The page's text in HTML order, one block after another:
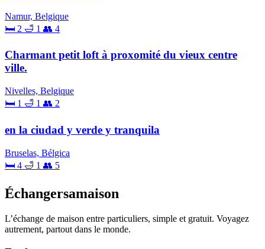
Namur, Belgique
🛏 2 🛁 1 👥 4
Charmant petit loft à proxomité du vieux centre
ville.
Nivelles, Belgique
🛏 1 🛁 1 👥 2
en la ciudad y verde y tranquila
Bruselas, Bélgica
🛏 4 🛁 1 👥 5
Échangersamaison
L’échange de maison entre particuliers, simple et gratuit. Voyagez
autrement, partout dans le monde.